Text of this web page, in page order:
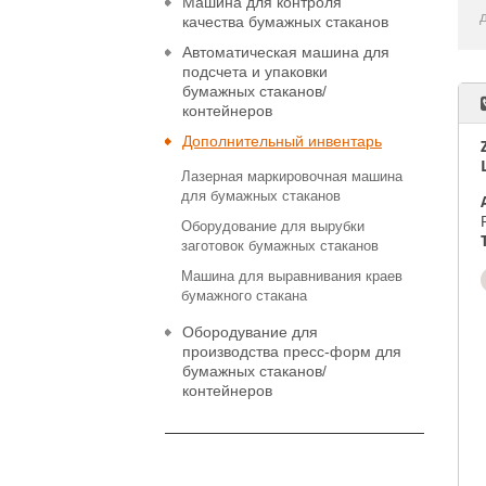
качества бумажных стаканов
Автоматическая машина для
подсчета и упаковки
бумажных стаканов/
контейнеров
Дополнительный инвентарь
Лазерная маркировочная машина
для бумажных стаканов
Оборудование для вырубки
заготовок бумажных стаканов
Машина для выравнивания краев
бумажного стакана
Обородувание для
производства пресс-форм для
бумажных стаканов/
контейнеров